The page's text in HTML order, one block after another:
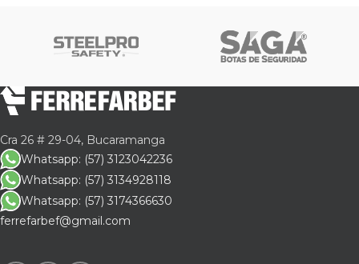
Cra 26 # 29-04, Bucaramanga
Whatsapp: (57) 3123042236
Whatsapp: (57) 3134928118
Whatsapp: (57) 3174366630
ferrefarbef@gmail.com